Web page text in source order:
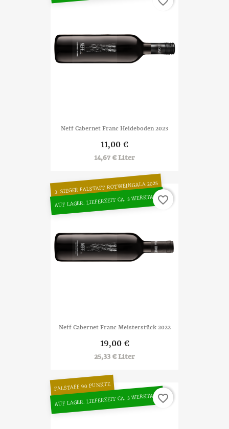
Neff Cabernet Franc Heideboden 2023
11,00 €
14,67 € Liter
Neff Cabernet Franc Meisterstück 2022
19,00 €
25,33 € Liter
3. SIEGER FALSTAFF ROTWEINGALA 2025
AUF LAGER. LIEFERZEIT CA. 3 WERKTAGEfavorite_border
FALSTAFF 90 PUNKTE
AUF LAGER. LIEFERZEIT CA. 3 WERKTAGEfavorite_border